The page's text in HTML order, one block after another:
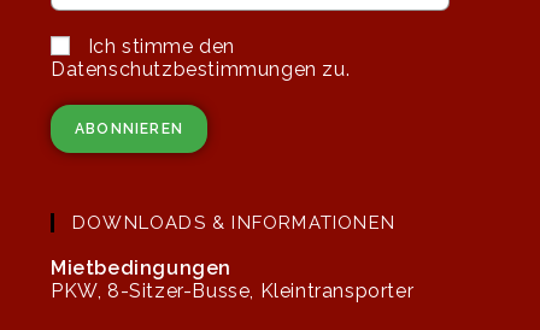
Ich stimme den
Datenschutzbestimmungen zu.
DOWNLOADS & INFORMATIONEN
Mietbedingungen
PKW, 8-Sitzer-Busse, Kleintransporter